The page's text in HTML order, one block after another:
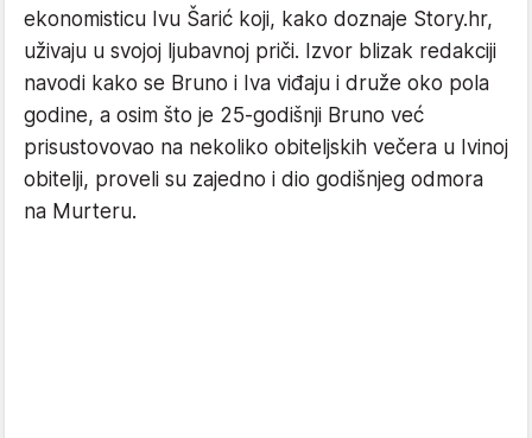
ekonomisticu Ivu Šarić koji, kako doznaje Story.hr,
uživaju u svojoj ljubavnoj priči. Izvor blizak redakciji
navodi kako se Bruno i Iva viđaju i druže oko pola
godine, a osim što je 25-godišnji Bruno već
prisustovovao na nekoliko obiteljskih večera u Ivinoj
obitelji, proveli su zajedno i dio godišnjeg odmora
na Murteru.